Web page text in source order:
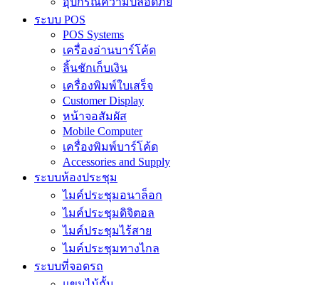
ระบบ POS
POS Systems
เครื่องอ่านบาร์โค้ด
ลิ้นชักเก็บเงิน
เครื่องพิมพ์ใบเสร็จ
Customer Display
หน้าจอสัมผัส
Mobile Computer
เครื่องพิมพ์บาร์โค้ด
Accessories and Supply
ระบบห้องประชุม
ไมค์ประชุมอนาล็อก
ไมค์ประชุมดิจิตอล
ไมค์ประชุมไร้สาย
ไมค์ประชุมทางไกล
ระบบที่จอดรถ